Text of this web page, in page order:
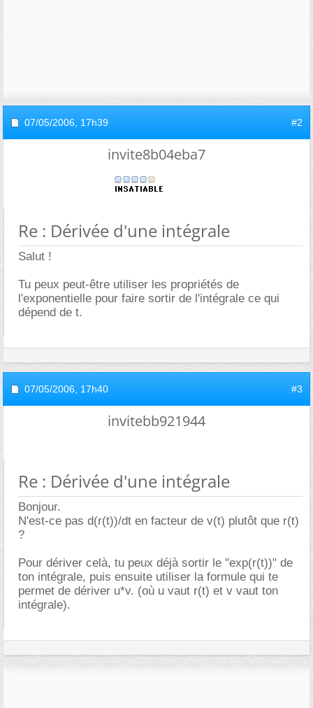
07/05/2006, 17h39 #2
invite8b04eba7
Re : Dérivée d'une intégrale
Salut !
Tu peux peut-être utiliser les propriétés de
l'exponentielle pour faire sortir de l'intégrale ce qui
dépend de t.
07/05/2006, 17h40 #3
invitebb921944
Re : Dérivée d'une intégrale
Bonjour.
N'est-ce pas d(r(t))/dt en facteur de v(t) plutôt que r(t)
?
Pour dériver celà, tu peux déjà sortir le "exp(r(t))" de
ton intégrale, puis ensuite utiliser la formule qui te
permet de dériver u*v. (où u vaut r(t) et v vaut ton
intégrale).